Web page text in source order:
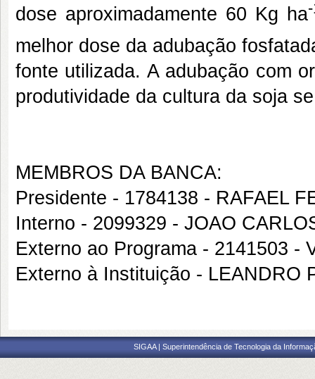
dose aproximadamente 60 Kg ha
melhor dose da adubação
fonte utilizada. A adubação com
produtividade da cultura da soja
MEMBROS DA BANCA:
Presidente - 1784138 - RAFAEL
Interno - 2099329 - JOAO
Externo ao Programa - 2141503 -
Externo à Instituição - LEANDRO
SIGAA | Superintendência de Tecnologia da